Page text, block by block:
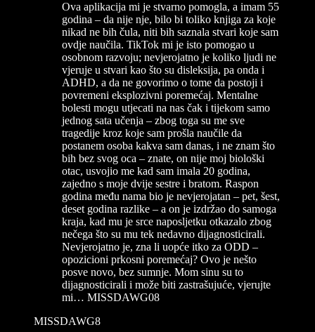
Ova aplikacija mi je stvarno pomogla, a imam 55
godina – da nije nje, bilo bi toliko knjiga za koje
nikad ne bih čula, niti bih saznala stvari koje sam
ovdje naučila. TikTok mi je isto pomogao u
osobnom razvoju; nevjerojatno je koliko ljudi ne
vjeruje u stvari kao što su disleksija, pa onda i
ADHD, a da ne govorimo o tome da postoji i
povremeni eksplozivni poremećaj. Mentalne
bolesti mogu utjecati na nas čak i tijekom samo
jednog sata učenja – zbog toga su me sve
tragedije kroz koje sam prošla naučile da
postanem osoba kakva sam danas, i ne znam što
bih bez svog oca – znate, on nije moj biološki
otac, usvojio me kad sam imala 20 godina,
zajedno s moje dvije sestre i bratom. Raspon
godina među nama bio je nevjerojatan – pet, šest,
deset godina razlike – a on je izdržao do samoga
kraja, kad mu je srce naposljetku otkazalo zbog
nečega što su mu tek nedavno dijagnosticirali.
Nevjerojatno je, zna li uopće itko za ODD –
opozicioni prkosni poremećaj? Ovo je nešto
posve novo, bez sumnje. Mom sinu su to
dijagnosticirali i može biti zastrašujuće, vjerujte
mi… MISSDAWG08
MISSDAWG8